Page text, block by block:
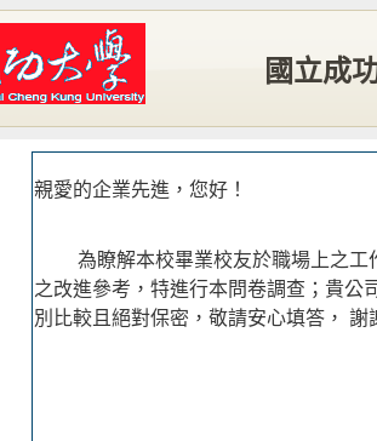
國立成
親愛的企業先進，您好！
為瞭解本校畢業校友於職場上之工
之改進參考，特進行本問卷調查；貴公
別比較且絕對保密，敬請安心填答， 謝